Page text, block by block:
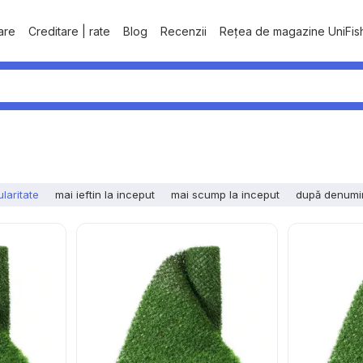
Creditare | rate Blog Recenzii Rețea de magazine
mai ieftin la inceput mai scump la inceput după